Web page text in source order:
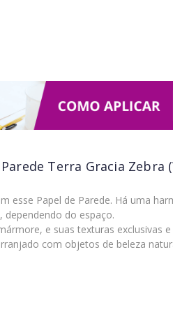
Terra Gracia Zebra
esse Papel de Parede. Há uma
do espaço.
e suas texturas exclusivas
com objetos de beleza